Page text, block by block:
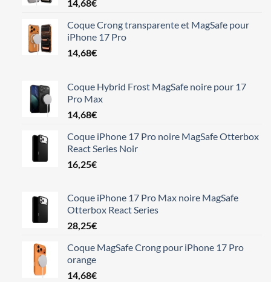
14,68€
Coque Crong transparente et MagSafe pour
iPhone 17 Pro
14,68€
Coque Hybrid Frost MagSafe noire pour 17
Pro Max
14,68€
Coque iPhone 17 Pro noire MagSafe Otterbox
React Series Noir
16,25€
Coque iPhone 17 Pro Max noire MagSafe
Otterbox React Series
28,25€
Coque MagSafe Crong pour iPhone 17 Pro
orange
14,68€